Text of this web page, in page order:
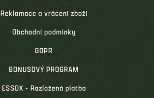
Reklamace a vrácení zboží
Obchodní podmínky
GDPR
BONUSOVÝ PROGRAM
ESSOX - Rozložená platba